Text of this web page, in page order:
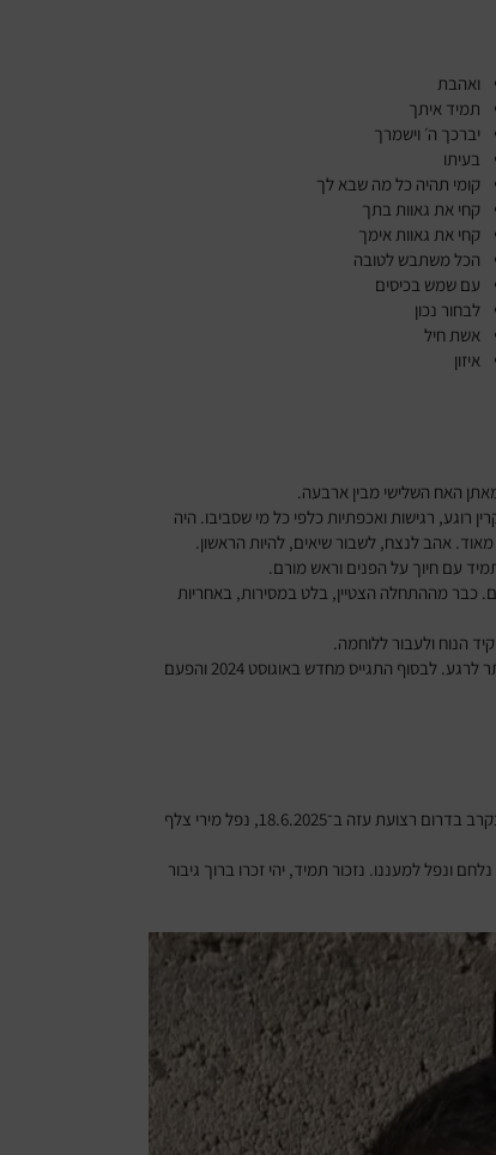
ואהבת
תמיד איתך
יברכך ה׳ וישמרך
בעיתו
קומי תהיה כל מה שבא לך
קחי את גאוות בתך
קחי את גאוות אימך
הכל משתבש לטובה
עם שמש בכיסים
לבחור נכון
אשת חיל
איזון
רוגע, רגישות ואכפתיות כלפי כל מי שסביבו. היה
אהב לנצח, לשבור שיאים, להיות הראשון.
עם חיוך על הפנים וראש מורם.
לוחם. כבר מההתחלה הצטיין, בלט במסירות, באחריות
במשך כ־10 חודשים עבד קשה והתאמן, שיפר את הכושר, התעקש, לא ויתר לרגע. לבסוף התגייס מחדש באוגוסט 2024 והפעם
וכך הגשים את מטרתו להילחם למען המדינה, וזה עלה לו במחיר חייו כשבקרב בדרום רצועת עזה ב־18.6.2025, נפל מירי צלף
ונפל למעננו. נזכור תמיד, יהי זכרו ברוך גיבור